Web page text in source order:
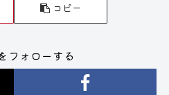
コピー
フォローする